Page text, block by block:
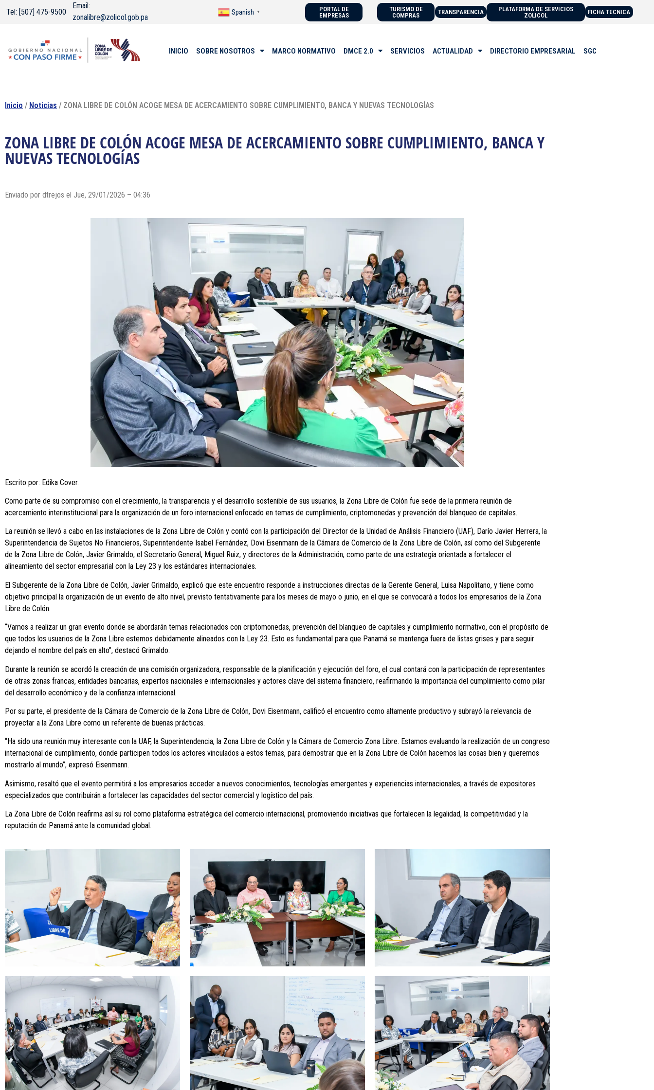
Tel: [507] 475-9500
Email:
zonalibre@zolicol.gob.pa
Spanish ▼
PORTAL DE
EMPRESAS
TURISMO DE
COMPRAS
TRANSPARENCIA
PLATAFORMA DE SERVICIOS
ZOLICOL
FICHA TECNICA
INICIO SOBRE NOSOTROS MARCO NORMATIVO DMCE 2.0 SERVICIOS ACTUALIDAD DIRECTORIO EMPRESARIAL SGC
Inicio / Noticias / ZONA LIBRE DE COLÓN ACOGE MESA DE ACERCAMIENTO SOBRE CUMPLIMIENTO, BANCA Y NUEVAS TECNOLOGÍAS
ZONA LIBRE DE COLÓN ACOGE MESA DE ACERCAMIENTO SOBRE CUMPLIMIENTO, BANCA Y
NUEVAS TECNOLOGÍAS
Enviado por dtrejos el Jue, 29/01/2026 – 04:36
Escrito por: Edika Cover.
Como parte de su compromiso con el crecimiento, la transparencia y el desarrollo sostenible de sus usuarios, la Zona Libre de Colón fue sede de la primera reunión de
acercamiento interinstitucional para la organización de un foro internacional enfocado en temas de cumplimiento, criptomonedas y prevención del blanqueo de capitales.
La reunión se llevó a cabo en las instalaciones de la Zona Libre de Colón y contó con la participación del Director de la Unidad de Análisis Financiero (UAF), Darío Javier Herrera, la
Superintendencia de Sujetos No Financieros, Superintendente Isabel Fernández, Dovi Eisenmann de la Cámara de Comercio de la Zona Libre de Colón, así como del Subgerente
de la Zona Libre de Colón, Javier Grimaldo, el Secretario General, Miguel Ruiz, y directores de la Administración, como parte de una estrategia orientada a fortalecer el
alineamiento del sector empresarial con la Ley 23 y los estándares internacionales.
El Subgerente de la Zona Libre de Colón, Javier Grimaldo, explicó que este encuentro responde a instrucciones directas de la Gerente General, Luisa Napolitano, y tiene como
objetivo principal la organización de un evento de alto nivel, previsto tentativamente para los meses de mayo o junio, en el que se convocará a todos los empresarios de la Zona
Libre de Colón.
“Vamos a realizar un gran evento donde se abordarán temas relacionados con criptomonedas, prevención del blanqueo de capitales y cumplimiento normativo, con el propósito de
que todos los usuarios de la Zona Libre estemos debidamente alineados con la Ley 23. Esto es fundamental para que Panamá se mantenga fuera de listas grises y para seguir
dejando el nombre del país en alto”, destacó Grimaldo.
Durante la reunión se acordó la creación de una comisión organizadora, responsable de la planificación y ejecución del foro, el cual contará con la participación de representantes
de otras zonas francas, entidades bancarias, expertos nacionales e internacionales y actores clave del sistema financiero, reafirmando la importancia del cumplimiento como pilar
del desarrollo económico y de la confianza internacional.
Por su parte, el presidente de la Cámara de Comercio de la Zona Libre de Colón, Dovi Eisenmann, calificó el encuentro como altamente productivo y subrayó la relevancia de
proyectar a la Zona Libre como un referente de buenas prácticas.
“Ha sido una reunión muy interesante con la UAF, la Superintendencia, la Zona Libre de Colón y la Cámara de Comercio Zona Libre. Estamos evaluando la realización de un congreso
internacional de cumplimiento, donde participen todos los actores vinculados a estos temas, para demostrar que en la Zona Libre de Colón hacemos las cosas bien y queremos
mostrarlo al mundo”, expresó Eisenmann.
Asimismo, resaltó que el evento permitirá a los empresarios acceder a nuevos conocimientos, tecnologías emergentes y experiencias internacionales, a través de expositores
especializados que contribuirán a fortalecer las capacidades del sector comercial y logístico del país.
La Zona Libre de Colón reafirma así su rol como plataforma estratégica del comercio internacional, promoviendo iniciativas que fortalecen la legalidad, la competitividad y la
reputación de Panamá ante la comunidad global.